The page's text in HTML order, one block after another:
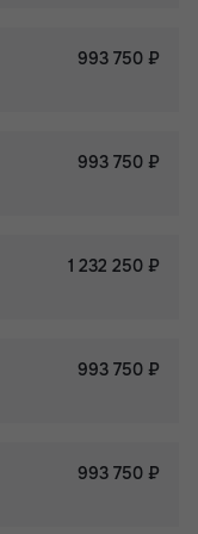
993 750 ₽
993 750 ₽
1 232 250 ₽
993 750 ₽
993 750 ₽